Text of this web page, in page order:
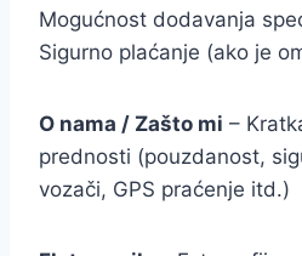
Mogućnost dodavanja
Sigurno plaćanje (ako je
O nama / Zašto mi –
prednosti (pouzdanost,
vozači, GPS praćenje itd.)